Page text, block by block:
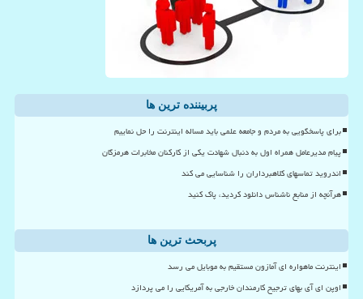
پربیننده ترین ها
برای پاسخگویی به مردم و جامعه علمی باید مساله اینترنت را حل نماییم
پیام مدیرعامل همراه اول به دنبال شهادت یکی از کارکنان مخابرات هرمزگان
اندروید تماسهای کلاهبرداران را شناسایی می کند
هرآنچه از منابع ناشناس دانلود کردید، پاک کنید
پربحث ترین ها
اینترنت ماهواره ای آمازون مستقیم به موبایل می رسد
اوپن ای آی بهای ترجیح کارمندان خارجی به آمریکایی را می پردازد